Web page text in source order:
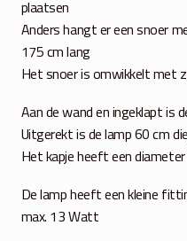
plaatsen
Anders hangt er een snoer
175 cm lang
Het snoer is omwikkelt met
Aan de wand en ingeklapt is
Uitgerekt is de lamp 60 cm
Het kapje heeft een
De lamp heeft een kleine
max. 13 Watt